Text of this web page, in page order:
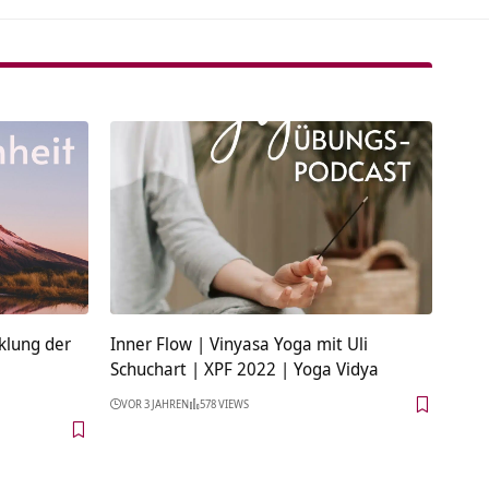
der
Inner Flow | Vinyasa Yoga mit Uli
Schuchart | XPF 2022 | Yoga Vidya
VOR 3 JAHREN 578 VIEWS